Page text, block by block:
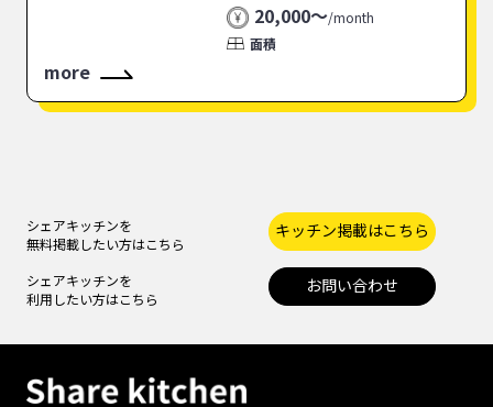
20,000〜/month
面積
more
シェアキッチンを
無料掲載したい方はこちら
キッチン掲載はこちら
シェアキッチンを
利用したい方はこちら
お問い合わせ